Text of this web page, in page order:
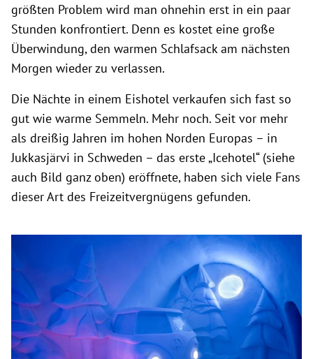
größten Problem wird man ohnehin erst in ein paar
Stunden konfrontiert. Denn es kostet eine große
Überwindung, den warmen Schlafsack am nächsten
Morgen wieder zu verlassen.
Die Nächte in einem Eishotel verkaufen sich fast so
gut wie warme Semmeln. Mehr noch. Seit vor mehr
als dreißig Jahren im hohen Norden Europas – in
Jukkasjärvi in Schweden – das erste „Icehotel“ (siehe
auch Bild ganz oben) eröffnete, haben sich viele Fans
dieser Art des Freizeitvergnügens gefunden.